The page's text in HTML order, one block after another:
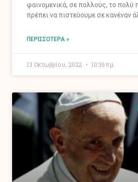
φαινομενικά, σε πολλούς, το πολύ
πρέπει να πιστεύουμε σε κανέναν
ΠΕΡΙΣΣΌΤΕΡΑ »
13 Οκτωβρίου, 2022 10:36 πμ